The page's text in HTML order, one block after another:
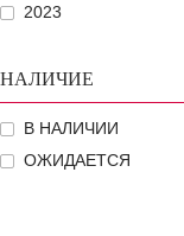
2023
НАЛИЧИЕ
В НАЛИЧИИ
ОЖИДАЕТСЯ